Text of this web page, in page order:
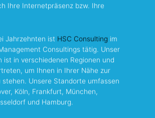
Ihre Internetpräsenz bzw. Ihre
Jahrzehnten ist HSC Consulting im
Consultings tätig. Unser
ist in verschiedenen Regionen und
um Ihnen in Ihrer Nähe zur
stehen. Unsere Standorte umfassen
Köln, Frankfurt, München,
und Hamburg.